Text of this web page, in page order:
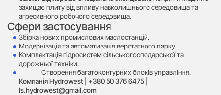
захищає плиту від впливу навколишнього середовища та
агресивного робочого середовища.
Сфери застосування
Збірка нових промислових маслостанцій.
Модернізація та автоматизація верстатного парку.
Комплектація гідросистем сільськогосподарської та
дорожньої техніки.
Створення багатоконтурних блоків управління.
Компанія Hydrowest | +380 50 376 6475 |
ls.hydrowest@gmail.com